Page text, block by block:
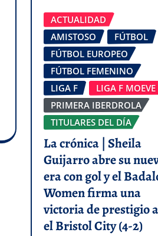
ACTUALIDAD
AMISTOSO
FÚTBOL
FÚTBOL EUROPEO
FÚTBOL FEMENINO
LIGA F
LIGA F MOEVE
PRIMERA IBERDROLA
TITULARES DEL DÍA
La crónica | Sheila
Guijarro abre su
era con gol y el
Women firma una
victoria de prestigio
el Bristol City (4-2)